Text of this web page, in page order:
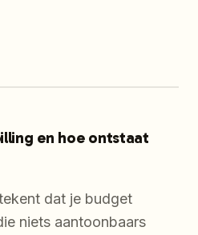
en hoe ontstaat
dat je budget
niets aantoonbaars